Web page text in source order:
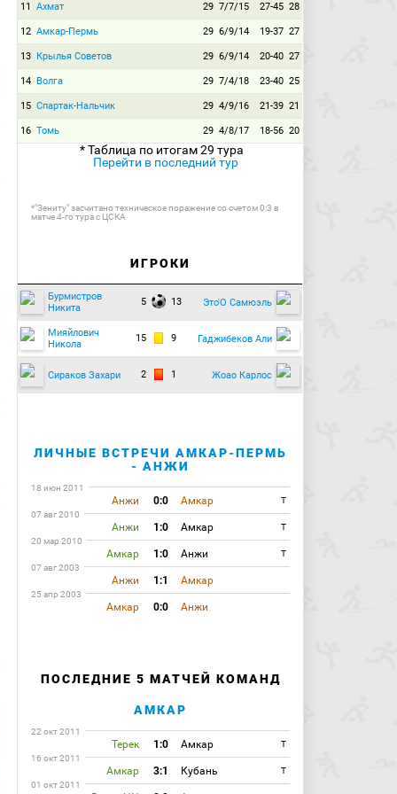
споткнулся и упал еще на подступах к штрафной.
+03:10 Конец второго тайма:
Продолжительность
игрового времени — 93:10. Счёт 1:2.
Итоговый счёт 1:2.
"Амкар" действительно прибавил во втором тайме, но
сумел лишь забить гол престижа. Конечно, пермякам пока
не под силу тягаться с командой с таким подбором
игроков. Таким образом, "Анжи" наконец-то прервал свою
неудачную серию и этой победой обеспечил себе место в
11 Ахмат 29 7/7/15 27-45 28
12 Амкар-Пермь 29 6/9/14 19-37 27
13 Крылья Советов 29 6/9/14 20-40 27
14 Волга 29 7/4/18 23-40 25
15 Спартак-Нальчик 29 4/9/16 21-39 21
16 Томь 29 4/8/17 18-56 20
* Таблица по итогам 29 тура
Перейти в последний тур
*"Зениту" засчитано техническое поражение со счетом 0:3 в
матче 4-го тура с ЦСКА
ИГРОКИ
Бурмистров
Никита
5 13 Это'О Самюэль
Мияйлович
Никола
15 9 Гаджибеков Али
Сираков Захари 2 1 Жоао Карлос
ЛИЧНЫЕ ВСТРЕЧИ АМКАР-ПЕРМЬ
- АНЖИ
18 июн 2011
Анжи 0:0 Амкар
T
07 авг 2010
Анжи 1:0 Амкар
T
20 мар 2010
Амкар 1:0 Анжи
T
07 авг 2003
Анжи 1:1 Амкар
25 апр 2003
Амкар 0:0 Анжи
ПОСЛЕДНИЕ 5 МАТЧЕЙ КОМАНД
АМКАР
22 окт 2011
Терек 1:0 Амкар
T
16 окт 2011
Амкар 3:1 Кубань
T
01 окт 2011